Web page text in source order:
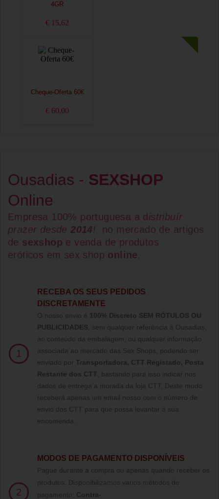
4GR
€ 15,62
Cheque-Oferta 60€
€ 60,00
Ousadias - SEXSHOP
Online
Empresa 100% portuguesa a d istribuír
prazer desde2014!
no mercado de artigos
de sexshop e venda de produtos
eróticos em sex shop online.
1
RECEBA OS SEUS PEDIDOS
DISCRETAMENTE
O nosso envio é 100% Discreto SEM RÓTULOS OU
PUBLICIDADES , sem qualquer referência à Ousadias,
ao conteúdo da embalagem, ou qualquer informação
associada ao mercado das Sex Shops, podendo ser
enviado por Transportadora, CTT Registado, Posta
Restante dos CTT , bastando para isso indicar nos
dados de entrega a morada da loja CTT, Deste modo
receberá apenas um email nosso com o número de
envio dos CTT para que possa levantar a sua
encomenda.
2
MODOS DE PAGAMENTO DISPONÍVEIS
Pague durante a compra ou apenas quando receber os
produtos. Disponibilizamos varios métodos de
pagamento; Contra-